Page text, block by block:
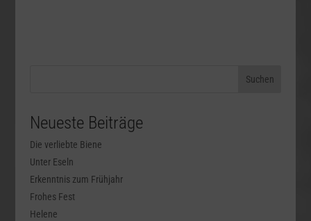
Neueste Beiträge
Die verliebte Biene
Unter Eseln
Erkenntnis zum Frühjahr
Frohes Fest
Helene